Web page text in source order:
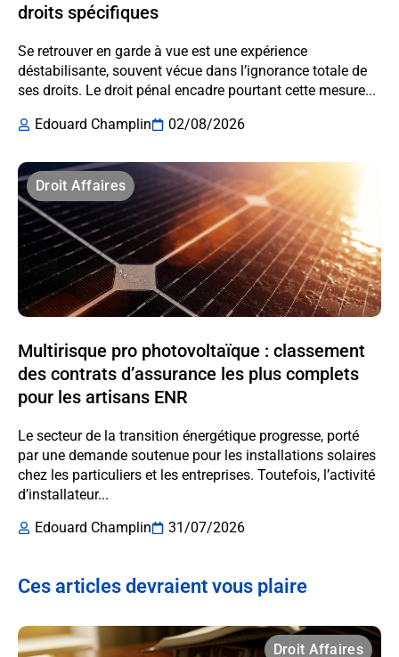
droits spécifiques
Se retrouver en garde à vue est une expérience
déstabilisante, souvent vécue dans l’ignorance totale de
ses droits. Le droit pénal encadre pourtant cette mesure...
Edouard Champlin
02/08/2026
Droit Affaires
Multirisque pro photovoltaïque : classement
des contrats d’assurance les plus complets
pour les artisans ENR
Le secteur de la transition énergétique progresse, porté
par une demande soutenue pour les installations solaires
chez les particuliers et les entreprises. Toutefois, l’activité
d’installateur...
Edouard Champlin
31/07/2026
Ces articles devraient vous plaire
Droit Affaires